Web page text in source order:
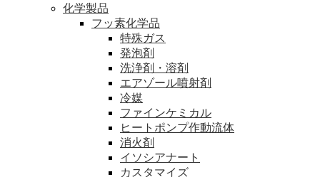
化学製品
フッ素化学品
特殊ガス
発泡剤
洗浄剤・溶剤
エアゾール噴射剤
冷媒
ファインケミカル
ヒートポンプ作動流体
消火剤
イソシアナート
カスタマイズ